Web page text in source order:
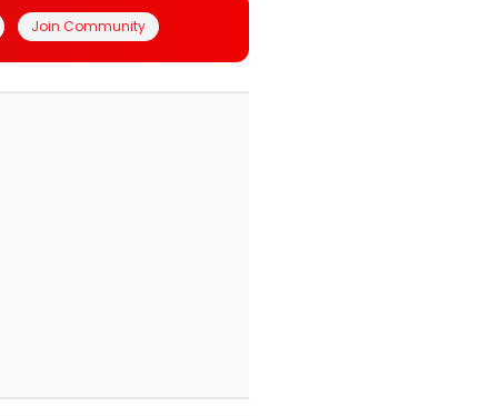
Join Community